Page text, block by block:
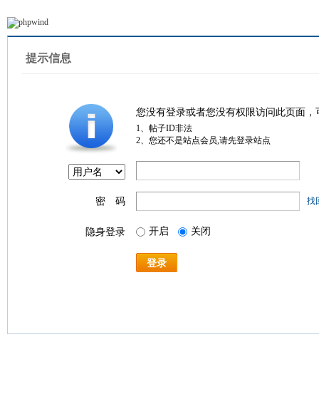
提示信息
您没有登录或者您没有权限访问此页面
1、帖子ID非法
2、您还不是站点会员,请先登录站点
密 码 找
隐身登录 开启 关闭
登录